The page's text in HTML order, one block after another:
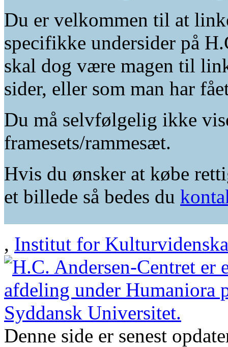
Du er velkommen til at
specifikke undersider på
skal dog være magen til
sider, eller som man har
Du må selvfølgelig ikke
framesets/rammesæt.
Hvis du ønsker at købe
et billede så bedes du
, Institut for
Denne side er senest